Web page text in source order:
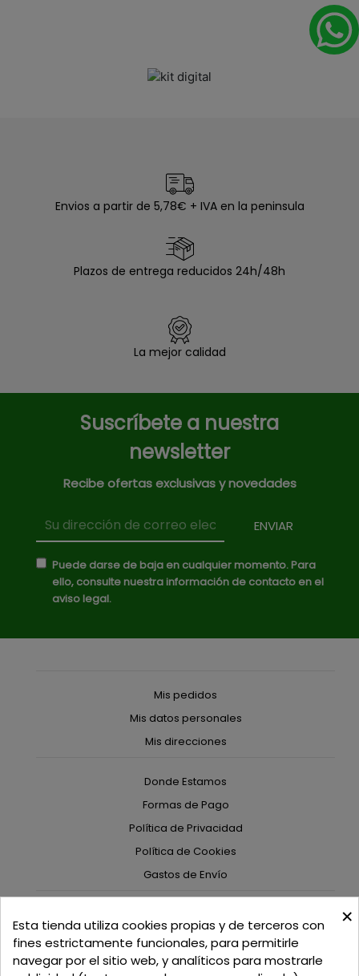
Envios a partir de 5,78€ + IVA en la peninsula
Plazos de entrega reducidos 24h/48h
La mejor calidad
Suscríbete a nuestra
newsletter
Recibe ofertas exclusivas y novedades
Puede darse de baja en cualquier momento. Para
ello, consulte nuestra información de contacto en el
aviso legal.
Mis pedidos
Mis datos personales
Mis direcciones
Donde Estamos
Formas de Pago
Política de Privacidad
Política de Cookies
Gastos de Envío
C/ Delgadillo Nº 7 - Local 1 - 45600
Talavera de la Reina - Toledo - (España)
Llamadnos:+34 925 82 02 19 o625 654 791
×
Esta tienda utiliza cookies propias y de terceros con
fines estrictamente funcionales, para permitirle
navegar por el sitio web, y analíticos para mostrarle